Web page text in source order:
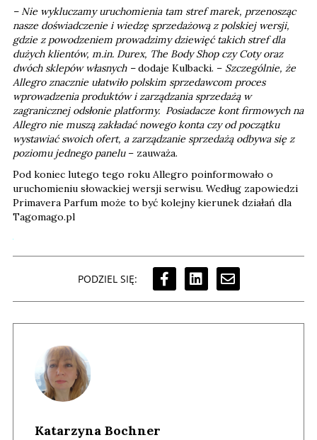
– Nie wykluczamy uruchomienia tam stref marek, przenosząc
nasze doświadczenie i wiedzę sprzedażową z polskiej wersji,
gdzie z powodzeniem prowadzimy dziewięć takich stref dla
dużych klientów, m.in. Durex, The Body Shop czy Coty oraz
dwóch sklepów własnych –dodaje Kulbacki. – Szczególnie, że
Allegro znacznie ułatwiło polskim sprzedawcom proces
wprowadzenia produktów i zarządzania sprzedażą w
zagranicznej odsłonie platformy. Posiadacze kont firmowych na
Allegro nie muszą zakładać nowego konta czy od początku
wystawiać swoich ofert, a zarządzanie sprzedażą odbywa się z
poziomu jednego panelu – zauważa.
Pod koniec lutego tego roku Allegro poinformowało o
uruchomieniu słowackiej wersji serwisu. Według zapowiedzi
Primavera Parfum może to być kolejny kierunek działań dla
Tagomago.pl
PODZIEL SIĘ:
Katarzyna Bochner